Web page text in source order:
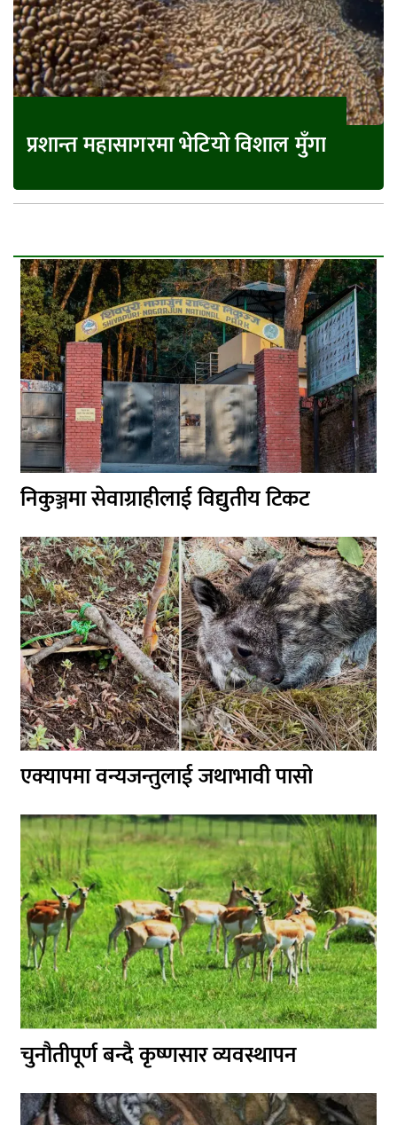
प्रशान्त महासागरमा भेटियो विशाल मुँगा
निकुञ्जमा सेवाग्राहीलाई विद्युतीय टिकट
एक्यापमा वन्यजन्तुलाई जथाभावी पासो
चुनौतीपूर्ण बन्दै कृष्णसार व्यवस्थापन